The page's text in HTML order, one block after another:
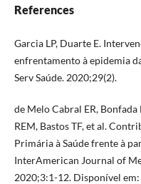
References
Garcia LP, Duarte E.
enfrentamento à epidemia
Serv Saúde. 2020;29(2).
de Melo Cabral ER,
REM, Bastos TF, et al.
Primária à Saúde frente à
InterAmerican Journal of
2020;3:1-12. Disponível em: